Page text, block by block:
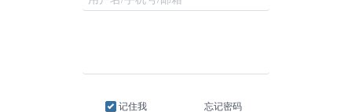
记住我 忘记密码